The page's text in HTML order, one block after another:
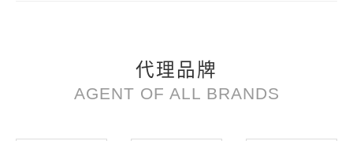
代理品牌
AGENT OF ALL BRANDS